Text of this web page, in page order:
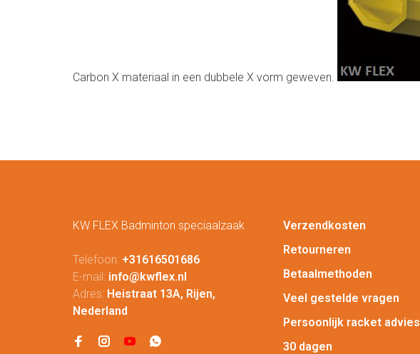
Carbon X materiaal in een dubbele X vorm geweven.
KW FLEX Badminton speciaalzaak
Telefoon: +31616501686
E-mail: info@kwflex.nl
Adres: Heistraat 13A, Rijen,
Nederland
Verzendkosten
Retourneren
Betaalmethoden
Veel gestelde vragen
Persoonlijk racket advies
30 dagen